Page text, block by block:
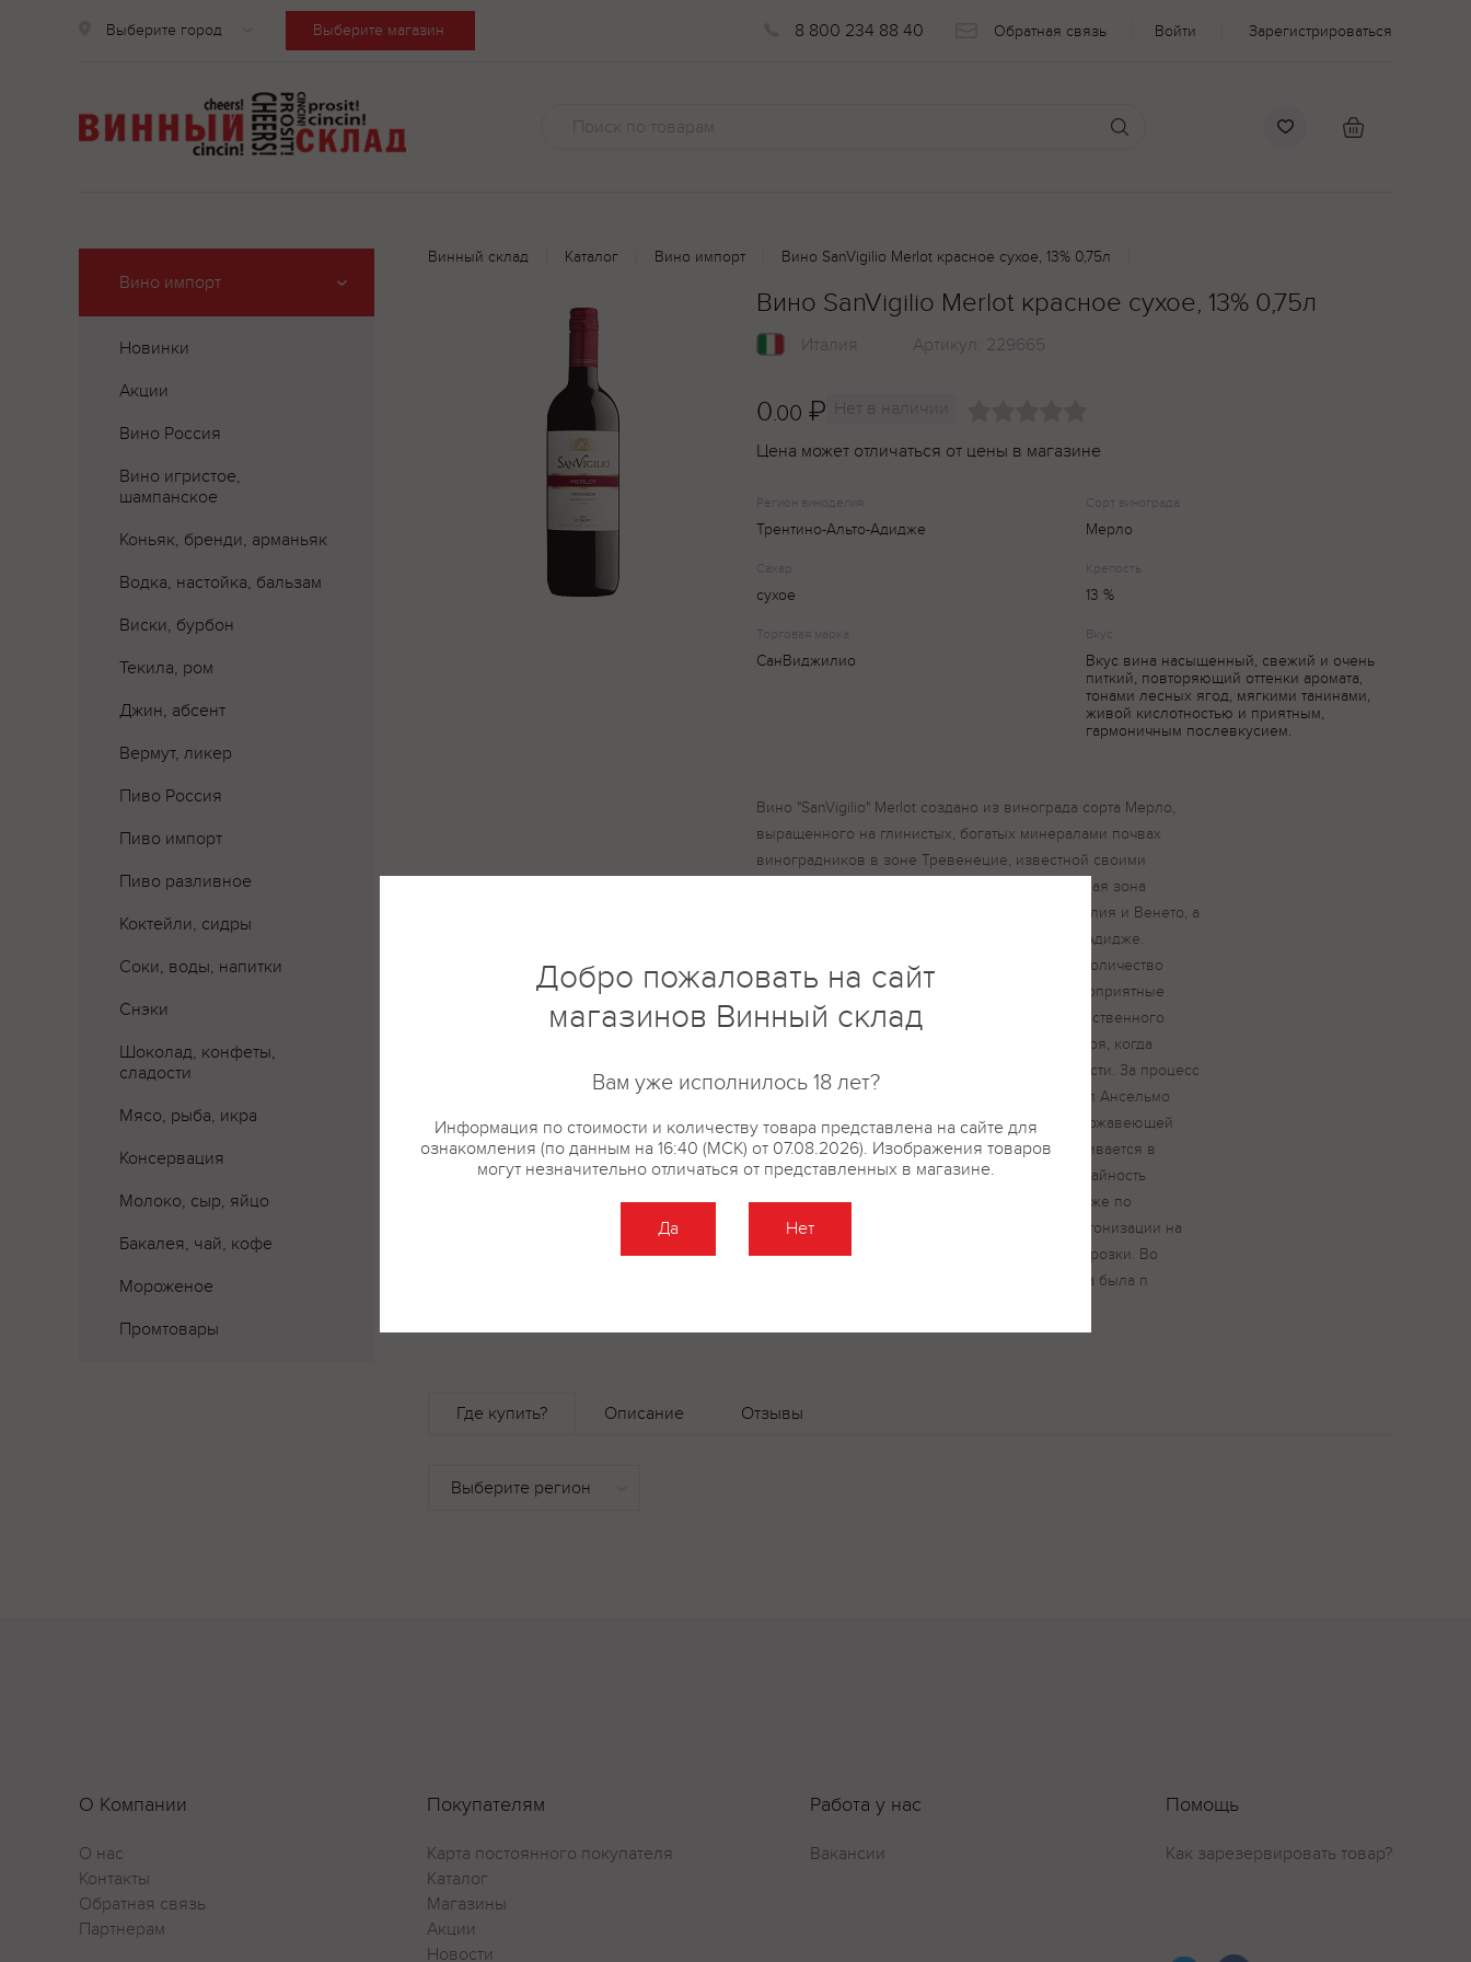
Выберите город Выберите магазин 8 800 234 88 40 Обратная связь Войти Зарегистрироваться
Вино импорт
Новинки
Акции
Вино Россия
Вино игристое,
шампанское
Коньяк, бренди, арманьяк
Водка, настойка, бальзам
Виски, бурбон
Текила, ром
Джин, абсент
Вермут, ликер
Пиво Россия
Пиво импорт
Пиво разливное
Коктейли, сидры
Соки, воды, напитки
Снэки
Шоколад, конфеты,
сладости
Мясо, рыба, икра
Консервация
Молоко, сыр, яйцо
Бакалея, чай, кофе
Мороженое
Промтовары
Винный склад Каталог Вино импорт Вино SanVigilio Merlot красное сухое, 13% 0,75л
Вино SanVigilio Merlot красное сухое, 13% 0,75л
Италия Артикул: 229665
0.00 ₽ Нет в наличии
Цена может отличаться от цены в магазине
Регион виноделия
Трентино-Альто-Адидже
Сорт винограда
Мерло
Сахар
сухое
Крепость
13 %
Торговая марка
СанВиджилио
Вкус
Вкус вина насыщенный, свежий и очень
питкий, повторяющий оттенки аромата,
тонами лесных ягод, мягкими танинами,
живой кислотностью и приятным,
гармоничным послевкусием.
Вино "SanVigilio" Merlot создано из винограда сорта Мерло,
выращенного на глинистых, богатых минералами почвах
виноградников в зоне Тревенецие, известной своими
древними винодельческими традициями. Данная зона
охватывает все регионы Фриули-Венеция-Джулия и Венето, а
также провинцию Трентино в Трентино-Альто-Адидже.
Местный умеренный климат, незначительное количество
осадков и умеренная влажность создают благоприятные
условия для культивирования здорового, качественного
винограда. Урожай собирается в конце сентября, когда
ягоды достигают максимальной степени зрелости. За процесс
винификации отвечает опытный профессионал Ансельмо
Мартини. Ферментация проходит в чанах из нержавеющей
стали при температуре 26-28 °С. Вино выдерживается в
стальных резервуарах и дубовых бочках. Урожайность
в 2021 году в Венето была в среднем на 7% ниже по
сравнению с предыдущим годом. В период бутонизации на
отдельных участках 7 и 8 апреля ударили заморозки. Во
время цветения и завязывания плодов погода была п
Где купить? Описание Отзывы
О Компании
О нас
Контакты
Обратная связь
Партнерам
Покупателям
Карта постоянного покупателя
Каталог
Магазины
Акции
Новости
Работа у нас
Вакансии
Помощь
Как зарезервировать товар?
Добро пожаловать на сайт
магазинов Винный склад
Вам уже исполнилось 18 лет?
Информация по стоимости и количеству товара представлена на сайте для
ознакомления (по данным на 16:40 (МСК) от 07.08.2026). Изображения товаров
могут незначительно отличаться от представленных в магазине.
Да Нет